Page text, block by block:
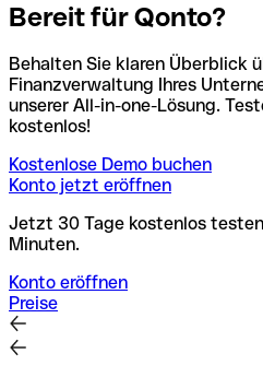
Bereit für Qonto?
Behalten Sie klaren Überblick
Finanzverwaltung Ihres
unserer All-in-one-Lösung.
kostenlos!
Kostenlose Demo buchen
Konto jetzt eröffnen
Jetzt 30 Tage kostenlos
Minuten.
Konto eröffnen
Preise